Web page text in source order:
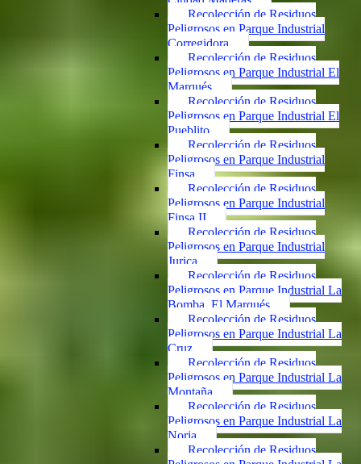
Recolección de Residuos
Peligrosos en Parque Industrial
Corregidora
Recolección de Residuos
Peligrosos en Parque Industrial El
Marqués
Recolección de Residuos
Peligrosos en Parque Industrial El
Pueblito
Recolección de Residuos
Peligrosos en Parque Industrial
Finsa
Recolección de Residuos
Peligrosos en Parque Industrial
Finsa II
Recolección de Residuos
Peligrosos en Parque Industrial
Jurica
Recolección de Residuos
Peligrosos en Parque Industrial La
Bomba, El Marqués
Recolección de Residuos
Peligrosos en Parque Industrial La
Cruz
Recolección de Residuos
Peligrosos en Parque Industrial La
Montaña
Recolección de Residuos
Peligrosos en Parque Industrial La
Noria
Recolección de Residuos